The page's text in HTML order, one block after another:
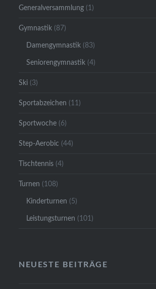
Generalversammlung (1)
Gymnastik (87)
Damengymnastik (83)
Seniorengymnastik (4)
Ski (3)
Sportabzeichen (11)
Sportwoche (6)
Step-Aerobic (44)
Tischtennis (4)
Turnen (108)
Kinderturnen (5)
Leistungsturnen (101)
NEUESTE BEITRÄGE